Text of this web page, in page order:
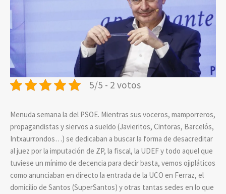
5/5 - 2 votos
Menuda semana la del PSOE. Mientras sus voceros, mamporreros,
propagandistas y siervos a sueldo (Javieritos, Cintoras, Barcelós,
Intxaurrondos…) se dedicaban a buscar la forma de desacreditar
al juez por la imputación de ZP, la fiscal, la UDEF y todo aquel que
tuviese un mínimo de decencia para decir basta, vemos ojipláticos
como anunciaban en directo la entrada de la UCO en Ferraz, el
domicilio de Santos (SuperSantos) y otras tantas sedes en lo que